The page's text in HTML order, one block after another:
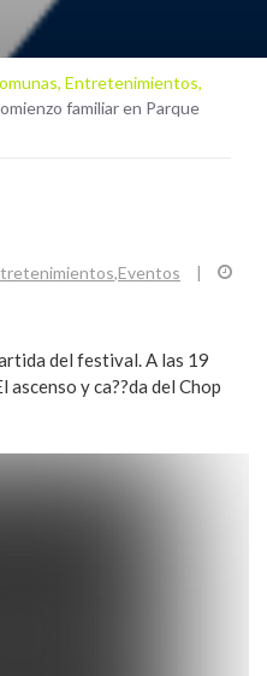
, Entretenimientos,
familiar en Parque
,Eventos
|
del festival. A las 19
ascenso y ca??da del Chop